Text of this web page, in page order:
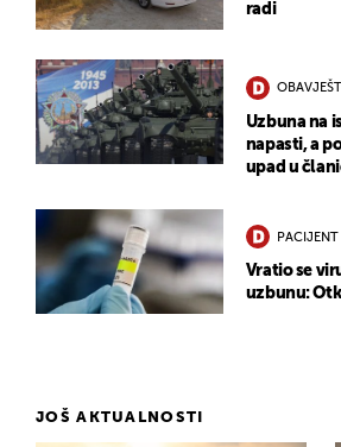
radi
Uzbuna na
napasti, a
upad u
Vratio se
uzbunu:
JOŠ AKTUALNOSTI